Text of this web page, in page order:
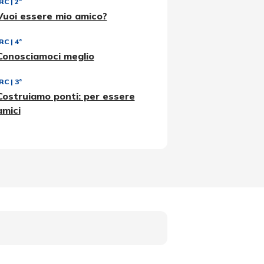
essere mio amico?
| 4ª
meglio
| 3ª
ponti: per essere